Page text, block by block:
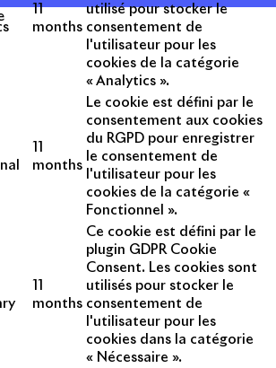
11
months
utilisé pour stocker le
consentement de
l'utilisateur pour les
cookies de la catégorie
« Analytics ».
months
Le cookie est défini par le
consentement aux cookies
du RGPD pour enregistrer
le consentement de
l'utilisateur pour les
cookies de la catégorie «
Fonctionnel ».
months
Ce cookie est défini par le
plugin GDPR Cookie
Consent. Les cookies sont
utilisés pour stocker le
consentement de
l'utilisateur pour les
cookies dans la catégorie
« Nécessaire ».